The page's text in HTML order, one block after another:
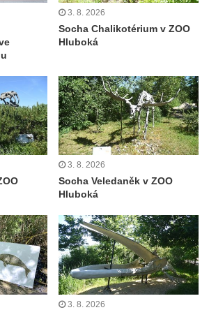
Plavu
Nepomuckého v
Nepomuka
čp. 5/16 na třídě 9.
Neumanna
Jakuba na skále u cesty
Kamenice
Komenského na domě
v Sadech
3. 8. 2026
Socha Chalikotérium v ZOO
Hluboká
3. 8. 2026
Socha Veledaněk v ZOO
Hluboká
3. 8. 2026